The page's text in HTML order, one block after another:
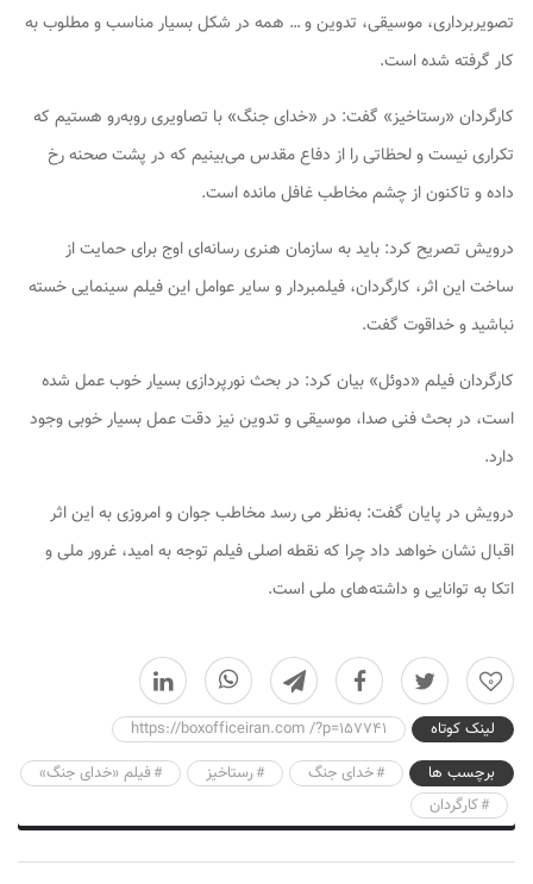
تصویربرداری، موسیقی، تدوین و … همه در شکل بسیار مناسب و مطلوب به
کار گرفته شده است.
کارگردان «رستاخیز» گفت: در «خدای جنگ» با تصاویری روبه‌رو هستیم که
تکراری نیست و لحظاتی را از دفاع مقدس می‌بینیم که در پشت صحنه رخ
داده و تاکنون از چشم مخاطب غافل مانده است.
درویش تصریح کرد: باید به سازمان هنری رسانه‌ای اوج برای حمایت از
ساخت این اثر، کارگردان، فیلمبردار و سایر عوامل این فیلم سینمایی خسته
نباشید و خداقوت گفت.
کارگردان فیلم «دوئل» بیان کرد: در بحث نورپردازی بسیار خوب عمل شده
است، در بحث فنی صدا، موسیقی و تدوین نیز دقت عمل بسیار خوبی وجود
دارد.
درویش در پایان گفت: به‌نظر می رسد مخاطب جوان و امروزی به این اثر
اقبال نشان خواهد داد چرا که نقطه اصلی فیلم توجه به امید، غرور ملی و
اتکا به توانایی و داشته‌های ملی است.
0
لینک کوتاه
https://boxofficeiran.com /?p=157741
برچسب ها
خدای جنگ رستاخیز
فیلم «خدای جنگ»
کارگردان